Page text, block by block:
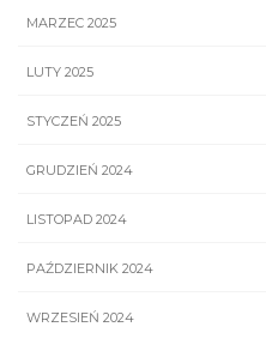
MARZEC 2025
LUTY 2025
STYCZEŃ 2025
GRUDZIEŃ 2024
LISTOPAD 2024
PAŹDZIERNIK 2024
WRZESIEŃ 2024